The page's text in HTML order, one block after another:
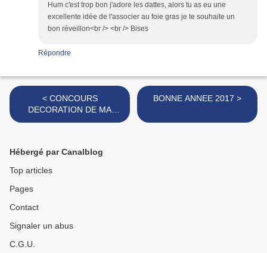
Hum c'est trop bon j'adore les dattes, alors tu as eu une
excellente idée de l'associer au foie gras je te souhaite un
bon réveillon<br /> <br /> Bises
Répondre
< CONCOURS
DECORATION DE MA
TABLE DE NOEL
BONNE ANNEE 2017 >
Hébergé par Canalblog
Top articles
Pages
Contact
Signaler un abus
C.G.U.